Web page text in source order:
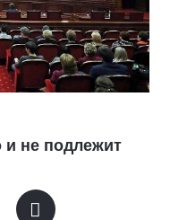
и не подлежит